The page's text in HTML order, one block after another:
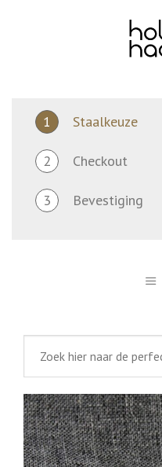
1 Staalkeuze
2 Checkout
3 Bevestiging